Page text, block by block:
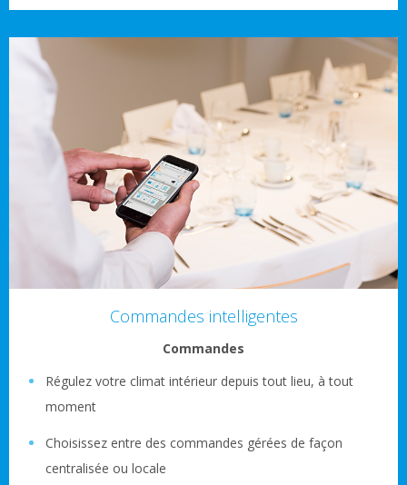
Commandes intelligentes
Commandes
Régulez votre climat intérieur depuis tout lieu, à tout
moment
Choisissez entre des commandes gérées de façon
centralisée ou locale